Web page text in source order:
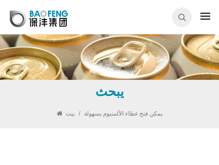
يبحث
/ يمكن فتح غطاء الألمنيوم بسهولة